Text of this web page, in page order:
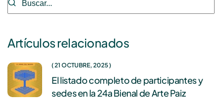
tus manos
Artículos relacionados
21 OCTUBRE, 2025
El listado completo de participantes y
sedes en la 24a Bienal de Arte Paiz